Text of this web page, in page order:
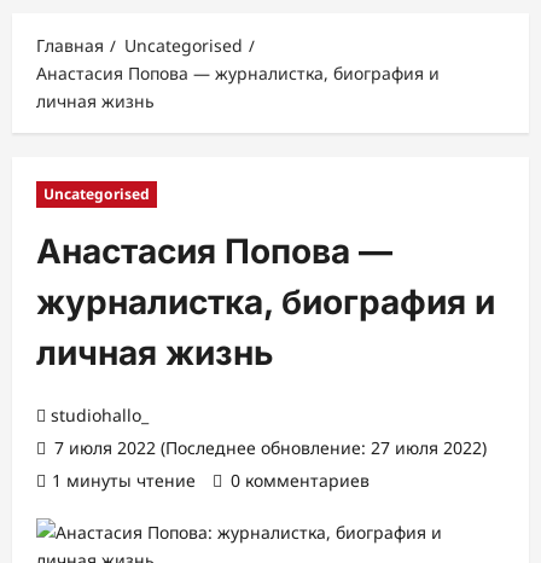
Главная
Uncategorised
Анастасия Попова — журналистка, биография и
личная жизнь
Uncategorised
Анастасия Попова —
журналистка, биография и
личная жизнь
studiohallo_
7 июля 2022 (Последнее обновление: 27 июля 2022)
1 минуты чтение
0 комментариев